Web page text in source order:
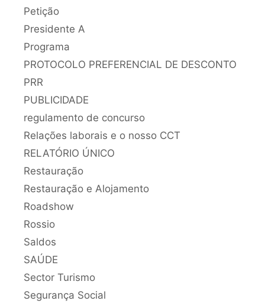
Petição
Presidente A
Programa
PROTOCOLO PREFERENCIAL DE DESCONTO
PRR
PUBLICIDADE
regulamento de concurso
Relações laborais e o nosso CCT
RELATÓRIO ÚNICO
Restauração
Restauração e Alojamento
Roadshow
Rossio
Saldos
SAÚDE
Sector Turismo
Segurança Social